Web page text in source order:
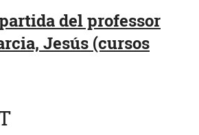
del professor
Jesús (cursos